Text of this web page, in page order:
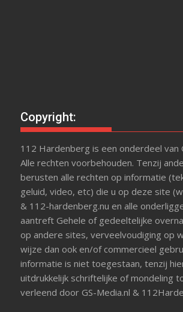
Copyright:
112 Hardenberg is een onderdeel van
Alle rechten voorbehouden. Tenzij
berusten alle rechten op informatie
geluid, video, etc) die u op deze site
& 112-hardenberg.nu en alle
aantreft Gehele of gedeeltelijke
op andere sites, verveelvoudiging op
wijze dan ook en/of commercieel
informatie is niet toegestaan, tenzij
uitdrukkelijk schriftelijke of mondeling
verleend door GS-Media.nl &